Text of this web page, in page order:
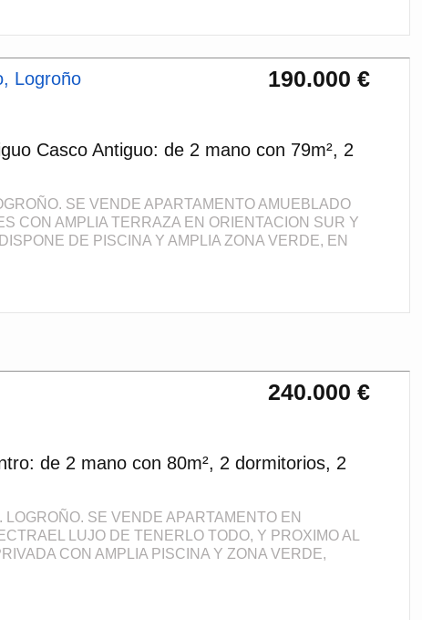
Logroño 190.000 €
Casco Antiguo: de 2 mano con 79m², 2
SE VENDE APARTAMENTO AMUEBLADO
CON AMPLIA TERRAZA EN ORIENTACION SUR Y
DE PISCINA Y AMPLIA ZONA VERDE, EN
240.000 €
de 2 mano con 80m², 2 dormitorios, 2
SE VENDE APARTAMENTO EN
LUJO DE TENERLO TODO, Y PROXIMO AL
CON AMPLIA PISCINA Y ZONA VERDE,